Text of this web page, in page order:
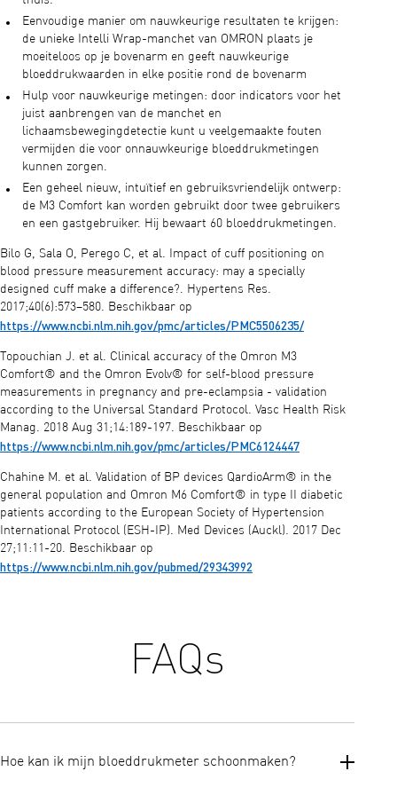
Eenvoudige manier om nauwkeurige resultaten te krijgen:
de unieke Intelli Wrap-manchet van OMRON plaats je
moeiteloos op je bovenarm en geeft nauwkeurige
bloeddrukwaarden in elke positie rond de bovenarm
Hulp voor nauwkeurige metingen: door indicators voor het
juist aanbrengen van de manchet en
lichaamsbewegingdetectie kunt u veelgemaakte fouten
vermijden die voor onnauwkeurige bloeddrukmetingen
kunnen zorgen.
Een geheel nieuw, intuïtief en gebruiksvriendelijk ontwerp:
de M3 Comfort kan worden gebruikt door twee gebruikers
en een gastgebruiker. Hij bewaart 60 bloeddrukmetingen.
Bilo G, Sala O, Perego C, et al. Impact of cuff positioning on
blood pressure measurement accuracy: may a specially
designed cuff make a difference?. Hypertens Res.
2017;40(6):573–580. Beschikbaar op
https://www.ncbi.nlm.nih.gov/pmc/articles/PMC5506235/
Topouchian J. et al. Clinical accuracy of the Omron M3
Comfort® and the Omron Evolv® for self-blood pressure
measurements in pregnancy and pre-eclampsia - validation
according to the Universal Standard Protocol. Vasc Health Risk
Manag. 2018 Aug 31;14:189-197. Beschikbaar op
https://www.ncbi.nlm.nih.gov/pmc/articles/PMC6124447
Chahine M. et al. Validation of BP devices QardioArm® in the
general population and Omron M6 Comfort® in type II diabetic
patients according to the European Society of Hypertension
International Protocol (ESH-IP). Med Devices (Auckl). 2017 Dec
27;11:11-20. Beschikbaar op
https://www.ncbi.nlm.nih.gov/pubmed/29343992
FAQs
Hoe kan ik mijn bloeddrukmeter schoonmaken?